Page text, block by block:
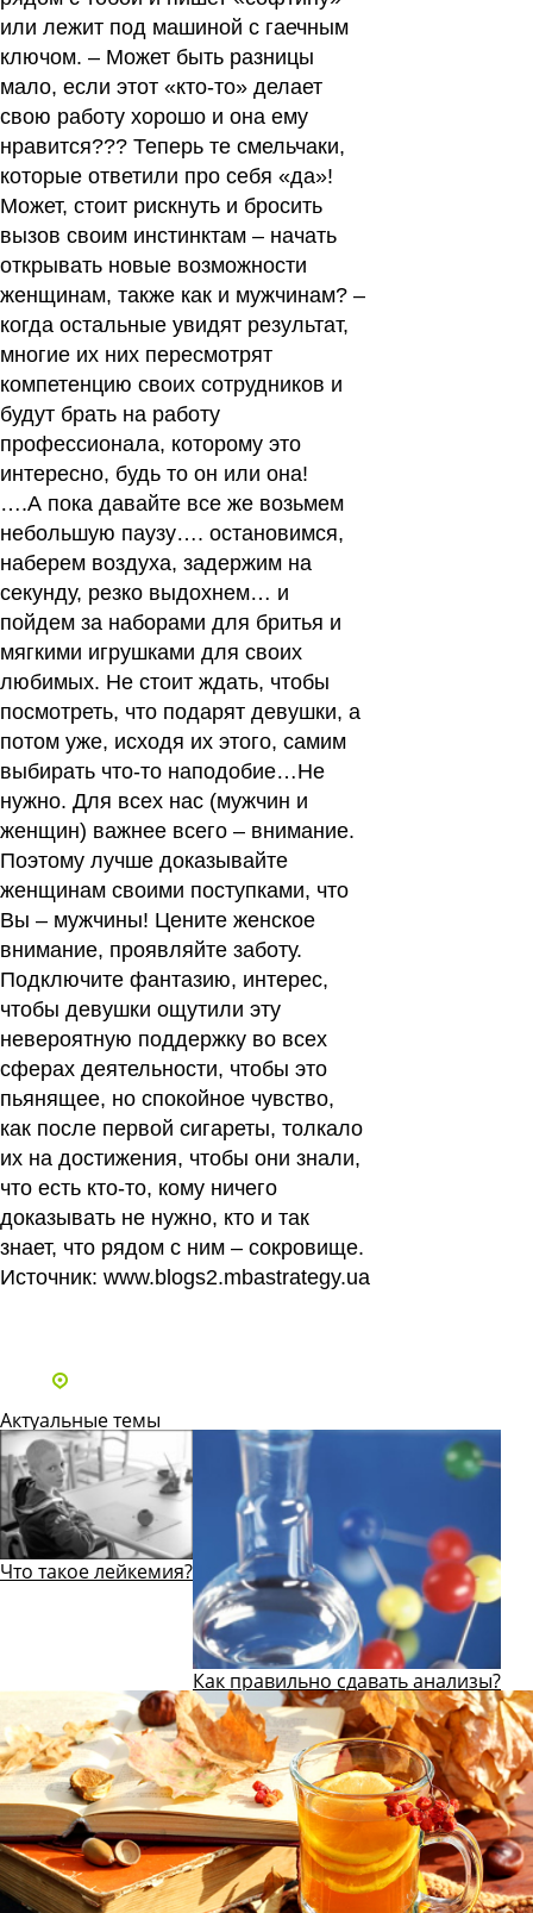
или лежит под машиной с гаечным
ключом. – Может быть разницы
мало, если этот «кто-то» делает
свою работу хорошо и она ему
нравится??? Теперь те смельчаки,
которые ответили про себя «да»!
Может, стоит рискнуть и бросить
вызов своим инстинктам – начать
открывать новые возможности
женщинам, также как и мужчинам? –
когда остальные увидят результат,
многие их них пересмотрят
компетенцию своих сотрудников и
будут брать на работу
профессионала, которому это
интересно, будь то он или она!
….А пока давайте все же возьмем
небольшую паузу…. остановимся,
наберем воздуха, задержим на
секунду, резко выдохнем… и
пойдем за наборами для бритья и
мягкими игрушками для своих
любимых. Не стоит ждать, чтобы
посмотреть, что подарят девушки, а
потом уже, исходя их этого, самим
выбирать что-то наподобие…Не
нужно. Для всех нас (мужчин и
женщин) важнее всего – внимание.
Поэтому лучше доказывайте
женщинам своими поступками, что
Вы – мужчины! Цените женское
внимание, проявляйте заботу.
Подключите фантазию, интерес,
чтобы девушки ощутили эту
невероятную поддержку во всех
сферах деятельности, чтобы это
пьянящее, но спокойное чувство,
как после первой сигареты, толкало
их на достижения, чтобы они знали,
что есть кто-то, кому ничего
доказывать не нужно, кто и так
знает, что рядом с ним – сокровище.
Источник: www.blogs2.mbastrategy.ua
Актуальные темы
Что такое лейкемия?
Как правильно сдавать анализы?